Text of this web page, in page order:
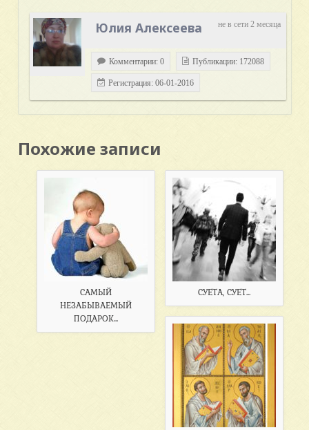
не в сети 2 месяца
Юлия Алексеева
Комментарии: 0 Публикации: 172088
Регистрация: 06-01-2016
Похожие записи
САМЫЙ
НЕЗАБЫВАЕМЫЙ
ПОДАРОК...
СУЕТА, СУЕТ...